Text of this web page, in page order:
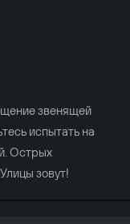
звенящей
испытать на
Острых
зовут!